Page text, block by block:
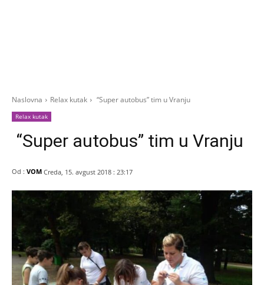
Naslovna Relax kutak “Super autobus” tim u Vranju
Relax kutak
“Super autobus” tim u Vranju
Od : VOM Creda, 15. avgust 2018 : 23:17